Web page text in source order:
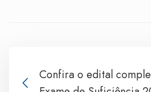
Confira o edital